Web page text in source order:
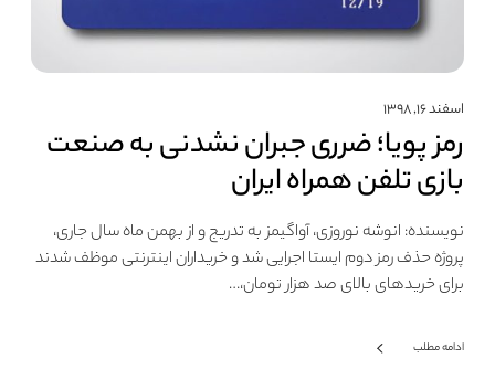
اسفند ۱۶, ۱۳۹۸
رمز پویا؛ ضرری جبران نشدنی به صنعت
بازی تلفن همراه ایران
نویسنده: انوشه نوروزی، آواگیمز به تدریج و از بهمن ماه سال جاری،
پروژه حذف رمز دوم ایستا اجرایی شد و خریداران اینترنتی موظف شدند
برای خریدهای بالای صد هزار تومان،…
ادامه مطلب